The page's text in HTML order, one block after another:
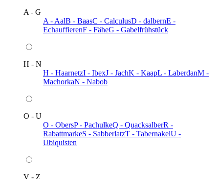
A - G
A - AalB - BaasC - CalculusD - dalbernE -
EchauffierenF - FäheG - Gabelfrühstück
H - N
H - HaarnetzI - IbexJ - JachK - KaapL - LaberdanM -
MachorkaN - Nabob
O - U
O - ObersP - PachulkeQ - QuacksalberR -
RabattmarkeS - SabberlatzT - TabernakelU -
Ubiquisten
V - Z